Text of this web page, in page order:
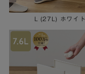
L (27L) ホワイト